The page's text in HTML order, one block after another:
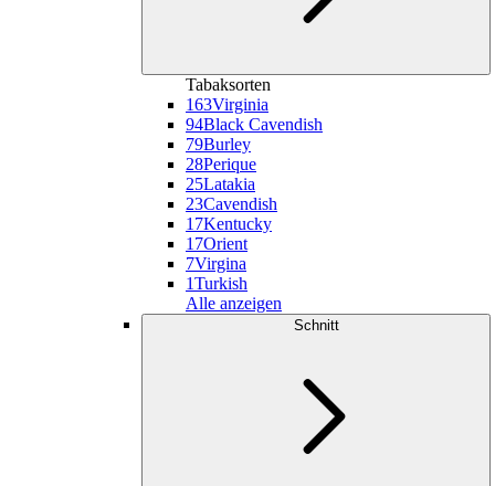
Tabaksorten
163Virginia
94Black Cavendish
79Burley
28Perique
25Latakia
23Cavendish
17Kentucky
17Orient
7Virgina
1Turkish
Alle anzeigen
Schnitt